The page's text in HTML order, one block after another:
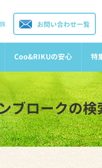
お問い合わせ一覧
Coo&RIKUの安心 特
ブロークの検